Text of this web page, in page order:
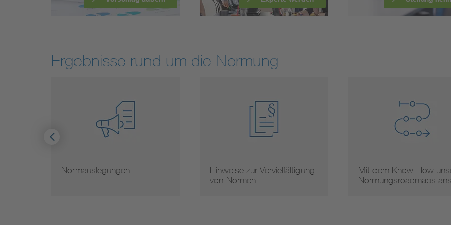
Ergebnisse rund um die Normung
Normauslegungen
Hinweise zur Vervielfältigung
von Normen
Mit dem Know-How
Normungsroadmaps